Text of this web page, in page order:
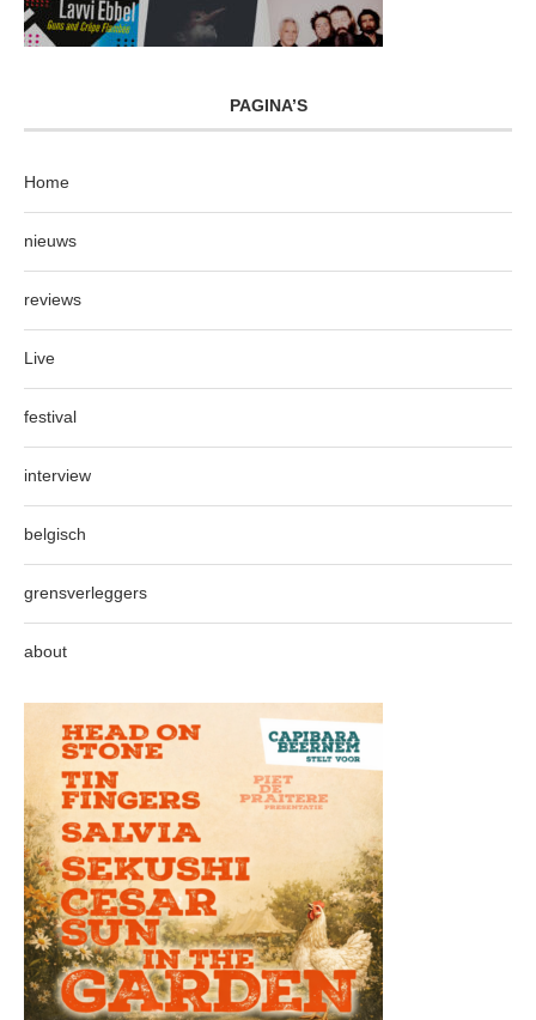
PAGINA’S
Home
nieuws
reviews
Live
festival
interview
belgisch
grensverleggers
about